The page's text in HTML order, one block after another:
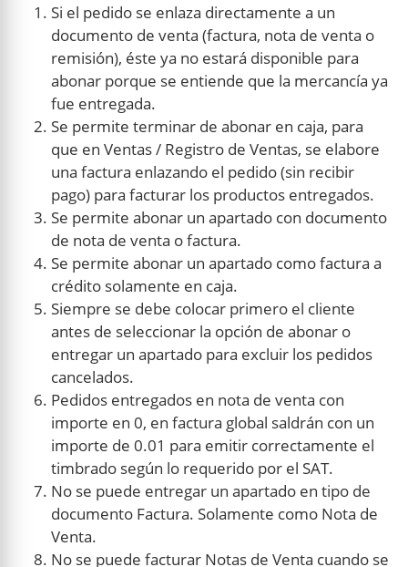
Si el pedido se enlaza directamente a un
documento de venta (factura, nota de venta o
remisión), éste ya no estará disponible para
abonar porque se entiende que la mercancía ya
fue entregada.
Se permite terminar de abonar en caja, para
que en Ventas / Registro de Ventas, se elabore
una factura enlazando el pedido (sin recibir
pago) para facturar los productos entregados.
Se permite abonar un apartado con documento
de nota de venta o factura.
Se permite abonar un apartado como factura a
crédito solamente en caja.
Siempre se debe colocar primero el cliente
antes de seleccionar la opción de abonar o
entregar un apartado para excluir los pedidos
cancelados.
Pedidos entregados en nota de venta con
importe en 0, en factura global saldrán con un
importe de 0.01 para emitir correctamente el
timbrado según lo requerido por el SAT.
No se puede entregar un apartado en tipo de
documento Factura. Solamente como Nota de
Venta.
No se puede facturar Notas de Venta cuando se